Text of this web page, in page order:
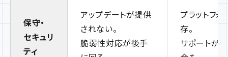
保守・
セキュリ
ティ
アップデートが提供
されない。
脆弱性対応が後手
プラットフォ
存。
サポートが